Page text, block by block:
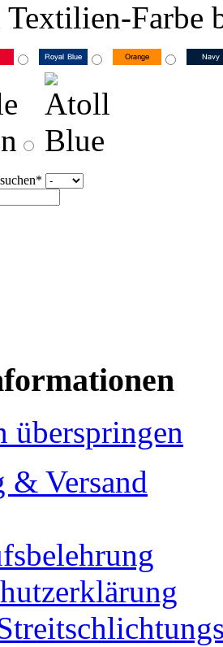
Textilien-Farbe
*
überspringen
& Versand